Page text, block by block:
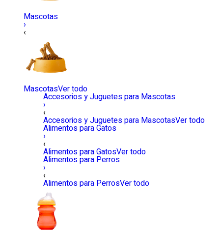
Mascotas
›
‹
MascotasVer todo
Accesorios y Juguetes para Mascotas
›
‹
Accesorios y Juguetes para MascotasVer todo
Alimentos para Gatos
›
‹
Alimentos para GatosVer todo
Alimentos para Perros
›
‹
Alimentos para PerrosVer todo